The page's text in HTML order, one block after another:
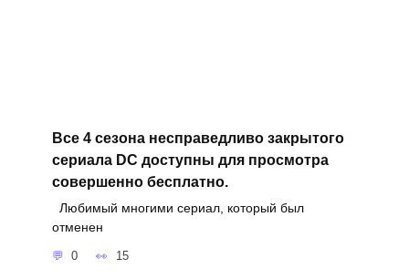
Все 4 сезона несправедливо закрытого
сериала DC доступны для просмотра
совершенно бесплатно.
Любимый многими сериал, который был
отменен
0 15